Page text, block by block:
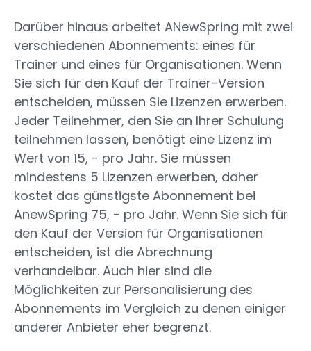
Darüber hinaus arbeitet ANewSpring mit zwei
verschiedenen Abonnements: eines für
Trainer und eines für Organisationen. Wenn
Sie sich für den Kauf der Trainer-Version
entscheiden, müssen Sie Lizenzen erwerben.
Jeder Teilnehmer, den Sie an Ihrer Schulung
teilnehmen lassen, benötigt eine Lizenz im
Wert von 15, - pro Jahr. Sie müssen
mindestens 5 Lizenzen erwerben, daher
kostet das günstigste Abonnement bei
AnewSpring 75, - pro Jahr. Wenn Sie sich für
den Kauf der Version für Organisationen
entscheiden, ist die Abrechnung
verhandelbar. Auch hier sind die
Möglichkeiten zur Personalisierung des
Abonnements im Vergleich zu denen einiger
anderer Anbieter eher begrenzt.